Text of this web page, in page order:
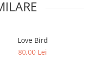
Love Bird
80,00 Lei